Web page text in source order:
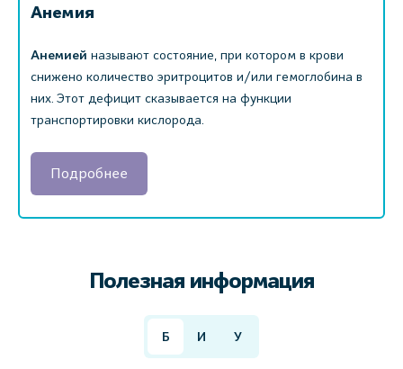
Анемия
Анемией называют состояние, при котором в крови
снижено количество эритроцитов и/или гемоглобина в
них. Этот дефицит сказывается на функции
транспортировки кислорода.
Подробнее
Полезная информация
Б И У